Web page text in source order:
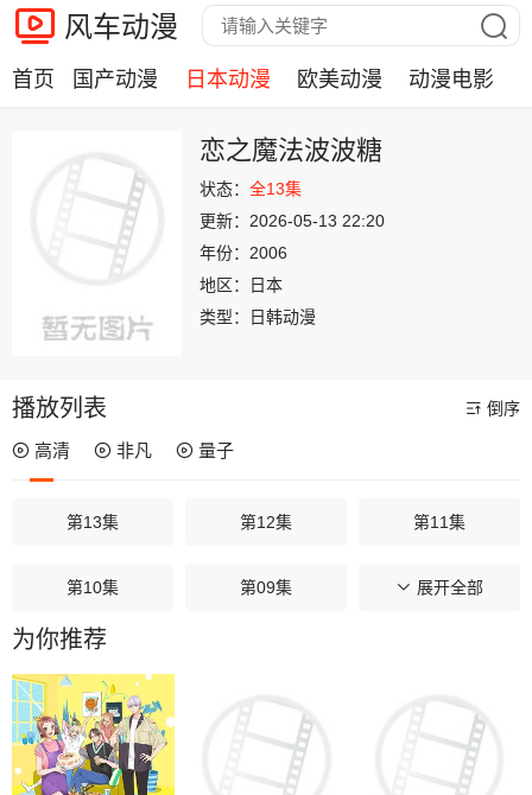
风车动漫
首页 国产动漫 日本动漫 欧美动漫 动漫电影
恋之魔法波波糖
状态： 全13集
更新： 2026-05-13 22:20
年份： 2006
地区：
日本
类型：
日韩动漫
播放列表 倒序
高清 非凡 量子
第13集 第12集 第11集
第10集 第09集 第08集
第07集
第04集
第01集
展开全部
为你推荐